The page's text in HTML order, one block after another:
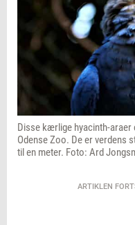
Disse kærlige hyacinth-araer
Odense Zoo. De er verdens
til en meter. Foto: Ard
ARTIKLEN